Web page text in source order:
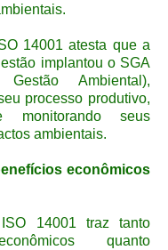
14001 atesta que a
implantou o SGA
Ambiental),
processo produtivo,
monitorando seus
ambientais.
econômicos
14001 traz tanto
quanto